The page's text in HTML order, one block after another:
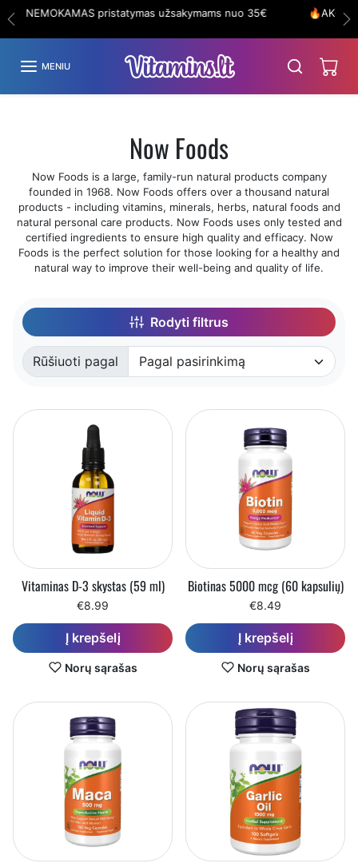
Eiti į turinį🔥AKCIJA ! PIRK DAUGIAU IR SUTAUPYK DAUGIAU - Kuo
Ankstesnis
MENIU
Now Foods
Now Foods is a large, family-run natural products company
founded in 1968. Now Foods offers over a thousand natural
products - including vitamins, minerals, herbs, natural foods and
natural personal care products. Now Foods uses only tested and
certified ingredients to ensure high quality and efficacy. Now
Foods is the perfect solution for those looking for a healthy and
natural way to improve their well-being and quality of life.
Rodyti filtrus
Rūšiuoti pagal
Vitaminas D-3 skystas (59 ml)
€8.99
Į krepšelį
Norų sąrašas
Biotinas 5000 mcg (60 kapsulių)
€8.49
Į krepšelį
Norų sąrašas